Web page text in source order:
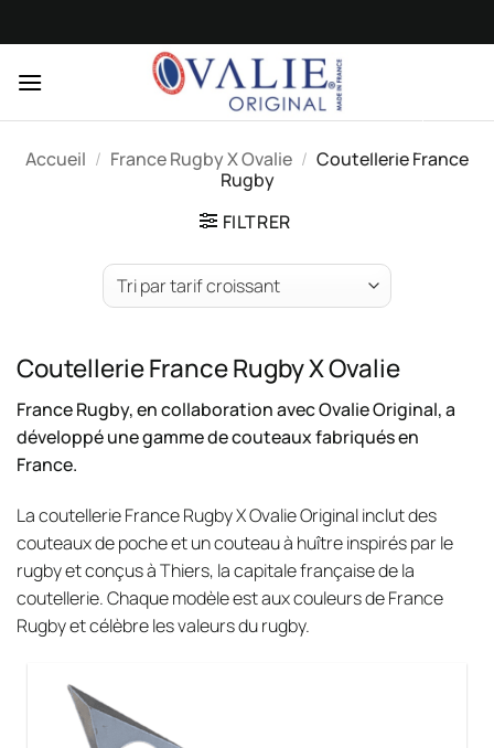
au
suspendues.
Merci de votre
compréhension.
Accueil / France Rugby X Ovalie / Coutellerie France
Rugby
FILTRER
Coutellerie France Rugby X Ovalie
France Rugby, en collaboration avec Ovalie Original, a
développé une gamme de couteaux fabriqués en
France.
La coutellerie France Rugby X Ovalie Original inclut des
couteaux de poche et un couteau à huître inspirés par le
rugby et conçus à Thiers, la capitale française de la
coutellerie. Chaque modèle est aux couleurs de France
Rugby et célèbre les valeurs du rugby.